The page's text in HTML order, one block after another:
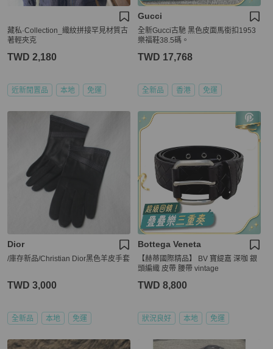
藏私·Collection_織紋拼接罕見材質古
著輕夾克
TWD 2,180
近新閒置品 本地 免運
Gucci
全新Gucci古馳 黑色皮面馬銜扣1953
樂福鞋38.5碼。
TWD 17,768
全新品 香港 免運
Dior
/庫存新品/Christian Dior黑色羊皮手套
TWD 3,000
全新品 本地 免運
Bottega Veneta
【赫蒂國際精品】 BV 寶緹嘉 深咖 銀
頭編織 皮帶 腰帶 vintage
TWD 8,800
狀況良好 本地 免運